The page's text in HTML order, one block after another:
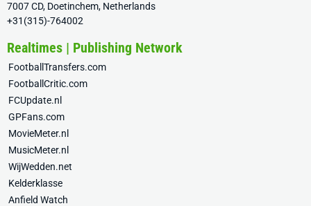
7007 CD, Doetinchem, Netherlands
+31(315)-764002
Realtimes | Publishing Network
FootballTransfers.com
FootballCritic.com
FCUpdate.nl
GPFans.com
MovieMeter.nl
MusicMeter.nl
WijWedden.net
Kelderklasse
Anfield Watch